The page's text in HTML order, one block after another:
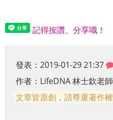
記得按讚、分享哦！
發表：2019-01-29 21:37
作者： LifeDNA 林士欽老師
文章皆原創，請尊重著作權